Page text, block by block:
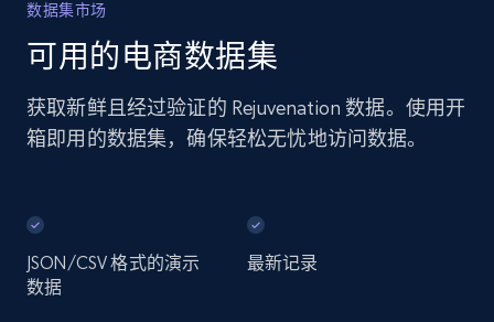
数据集市场
可用的电商数据集
获取新鲜且经过验证的 Rejuvenation 数据。使用开
箱即用的数据集，确保轻松无忧地访问数据。
JSON/CSV 格式的演示
数据
最新记录